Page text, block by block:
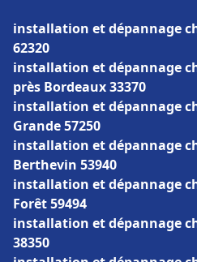
installation et dépannage
62320
installation et dépannage
près Bordeaux 33370
installation et dépannage
Grande 57250
installation et dépannage
Berthevin 53940
installation et dépannage
Forêt 59494
installation et dépannage
38350